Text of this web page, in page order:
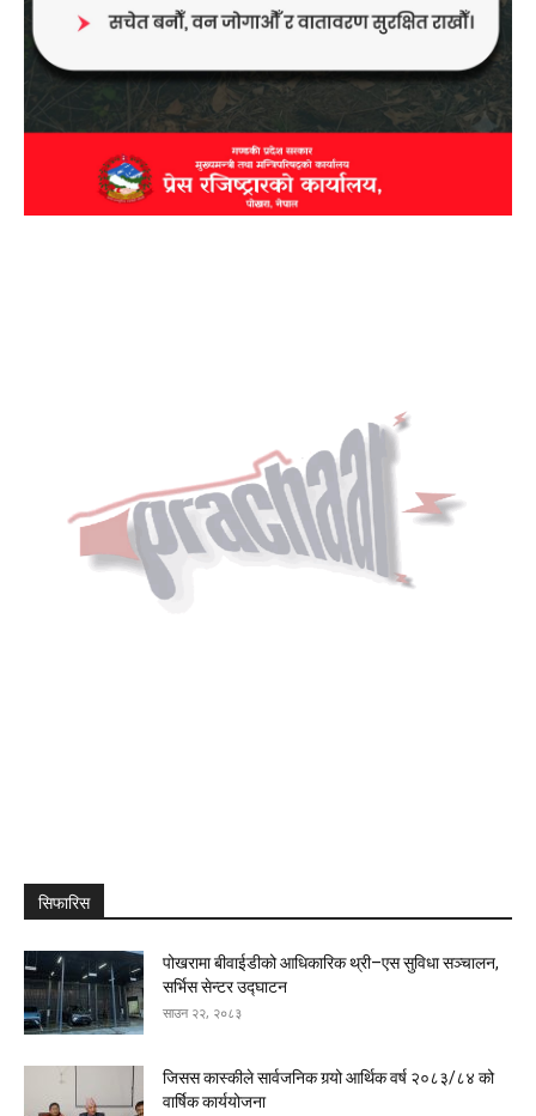
सिफारिस
पोखरामा बीवाईडीको आधिकारिक थ्री–एस सुविधा सञ्चालन,
सर्भिस सेन्टर उद्घाटन
साउन २२, २०८३
जिसस कास्कीले सार्वजनिक गर्‍यो आर्थिक वर्ष २०८३/८४ को
वार्षिक कार्ययोजना